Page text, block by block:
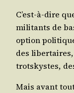
C’est-à-dire
mili­tants de
option
des
trots­kystes,
Mais avant